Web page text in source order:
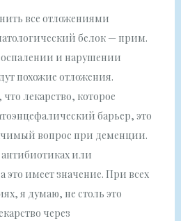
все отложениями
белок — прим.
и нарушении
похожие отложения.
лекарство, которое
барьер, это
вопрос при деменции.
или
это имеет значение. При всех
я думаю, не столь это
через